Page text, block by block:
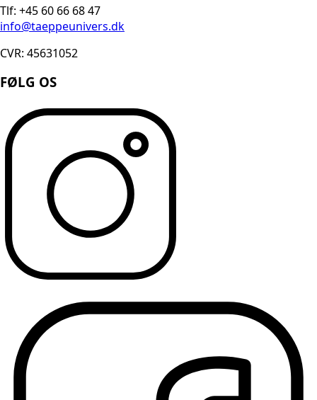
Tlf: +45 60 66 68 47
info@taeppeunivers.dk
CVR: 45631052
FØLG OS